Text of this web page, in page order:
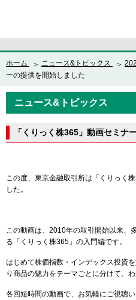
ホーム ニュース&トピックス
ーの提供を開始しました
ニュース&トピックス
「くりっく株365」動画セミナ
この度、東京金融取引所は「くりっく
した。
この動画は、2010年の取引開始以来、
る「くりっく株365」の入門編です。
はじめて株価指数・インデックス投資
り商品の魅力をテーマごとに分けて、
各回短時間の動画で、お気軽にご視聴